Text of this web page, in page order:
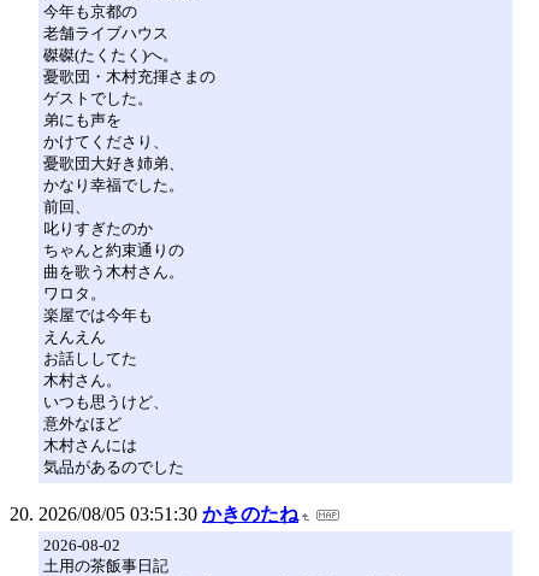
今年も京都の
老舗ライブハウス
磔磔(たくたく)へ。
憂歌団・木村充揮さまの
ゲストでした。
弟にも声を
かけてくださり、
憂歌団大好き姉弟、
かなり幸福でした。
前回、
叱りすぎたのか
ちゃんと約束通りの
曲を歌う木村さん。
ワロタ。
楽屋では今年も
えんえん
お話ししてた
木村さん。
いつも思うけど、
意外なほど
木村さんには
気品があるのでした
2026/08/05 03:51:30 かきのたね
2026-08-02
土用の茶飯事日記